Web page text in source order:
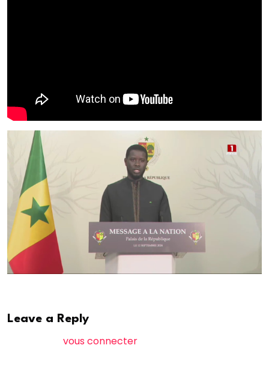
Leave a Reply
vous connecter